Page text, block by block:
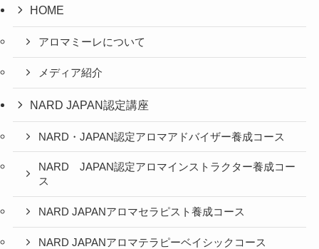
HOME
アロマミーレについて
メディア紹介
NARD JAPAN認定講座
NARD・JAPAN認定アロマアドバイザー養成コース
NARD JAPAN認定アロマインストラクター養成コー
ス
NARD JAPANアロマセラピスト養成コース
NARD JAPANアロマテラピーベイシックコース